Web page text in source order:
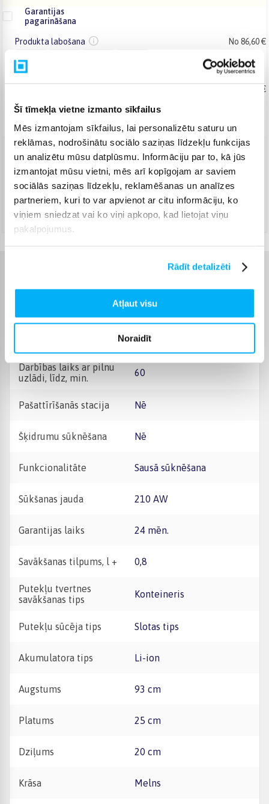
Šī tīmekļa vietne izmanto sīkfailus
Mēs izmantojam sīkfailus, lai personalizētu saturu un
reklāmas, nodrošinātu sociālo saziņas līdzekļu funkcijas
un analizētu mūsu datplūsmu. Informāciju par to, kā jūs
izmantojat mūsu vietni, mēs arī kopīgojam ar saviem
sociālās saziņas līdzekļu, reklamēšanas un analīzes
partneriem, kuri to var apvienot ar citu informāciju, ko
viņiem sniedzat vai ko viņi apkopo, kad lietojat viņu
pakalpojumus.
Rādīt detalizēti
Atļaut visu
Noraidīt
Garantijas
pagarināšana
Produkta labošana No 86,60 €
+ 2
No 116,28 €
+ 2 + 3 gadi
Venipak Kurjers (6,99 €)
Apmaksā pilnu summu skaidrā naudā piegādes brīdī.
Jautājiet
DPD kurjers (7,99 €)
Jautājiet
Samsung
Bezvadu
Darbības laiks ar pilnu
uzlādi, līdz, min.
60
Pašattīrīšanās stacija Nē
Šķidrumu sūknēšana Nē
Funkcionalitāte Sausā sūknēšana
Sūkšanas jauda 210 AW
Garantijas laiks 24 mēn.
Savākšanas tilpums, l + 0,8
Putekļu tvertnes
savākšanas tips
Konteineris
Putekļu sūcēja tips Slotas tips
Akumulatora tips Li-ion
Augstums 93 cm
Platums 25 cm
Dziļums 20 cm
Krāsa Melns